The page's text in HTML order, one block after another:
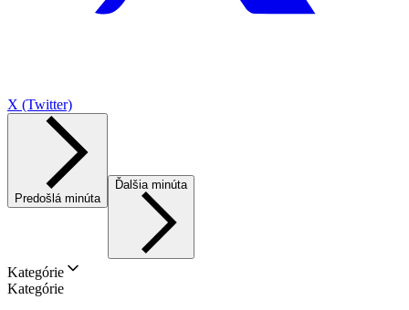
X (Twitter)
Predošlá minúta
Ďalšia minúta
Kategórie
Kategórie